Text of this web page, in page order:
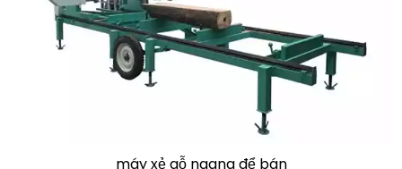
máy xẻ gỗ ngang để bán